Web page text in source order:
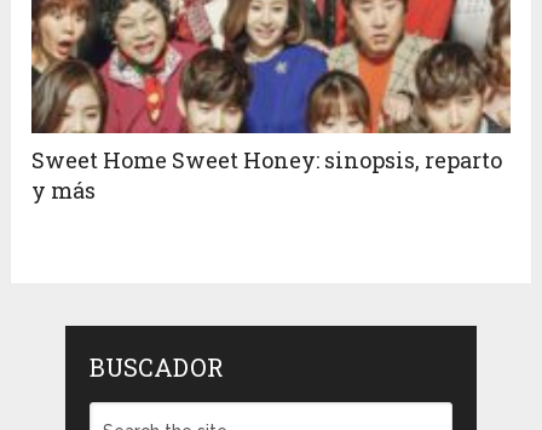
Sweet Home Sweet Honey: sinopsis, reparto
y más
BUSCADOR